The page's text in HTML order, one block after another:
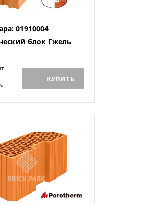
01910004
блок Гжель
КУПИТЬ